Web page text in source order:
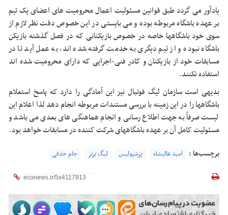
یادآور می گردد طبق قوانین مسئولیت اعمال محرومیت های اعضای یک تیم
بر عهده باشگاه مربوطه بوده و می بایستی در این خصوص دقت نظر لازم از
سوی خود باشگاهها خاصه در خصوص بازیکنانی که در فصل گذشته بازیکن
باشگاه نبوده و از تیم دیگری به خدمت گرفته شده اند، به عمل آید تا در
مسابقات خود از بازیکنان و کادر فنی-اجرایی که دارای محرومیت شده اند
استفاده نکنند.
بدیهی است سازمان لیگ فوتبال نیز این آمادگی را دارد که پاسخ استعلام
باشگاهها را در این زمینه با بررسی مستندات مربوطه انجام دهد لذا اعلام این
لیست صرفاً به جهت اطلاع رسانی و انجام هماهنگی های بعدی می باشد و
مسئولیت کامل آن بر عهده باشگاههای شرکت کننده در مسابقات خواهد بود.
برچسب‌ها : امید عالیشاه پرشپولیس لیگ برتر جام حذفی